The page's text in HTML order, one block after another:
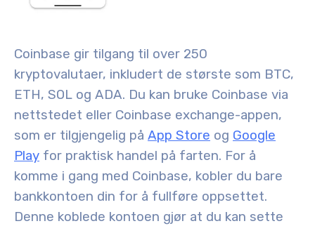
Coinbase gir tilgang til over 250
kryptovalutaer, inkludert de største som BTC,
ETH, SOL og ADA. Du kan bruke Coinbase via
nettstedet eller Coinbase exchange-appen,
som er tilgjengelig på App Store og Google
Play for praktisk handel på farten. For å
komme i gang med Coinbase, kobler du bare
bankkontoen din for å fullføre oppsettet.
Denne koblede kontoen gjør at du kan sette